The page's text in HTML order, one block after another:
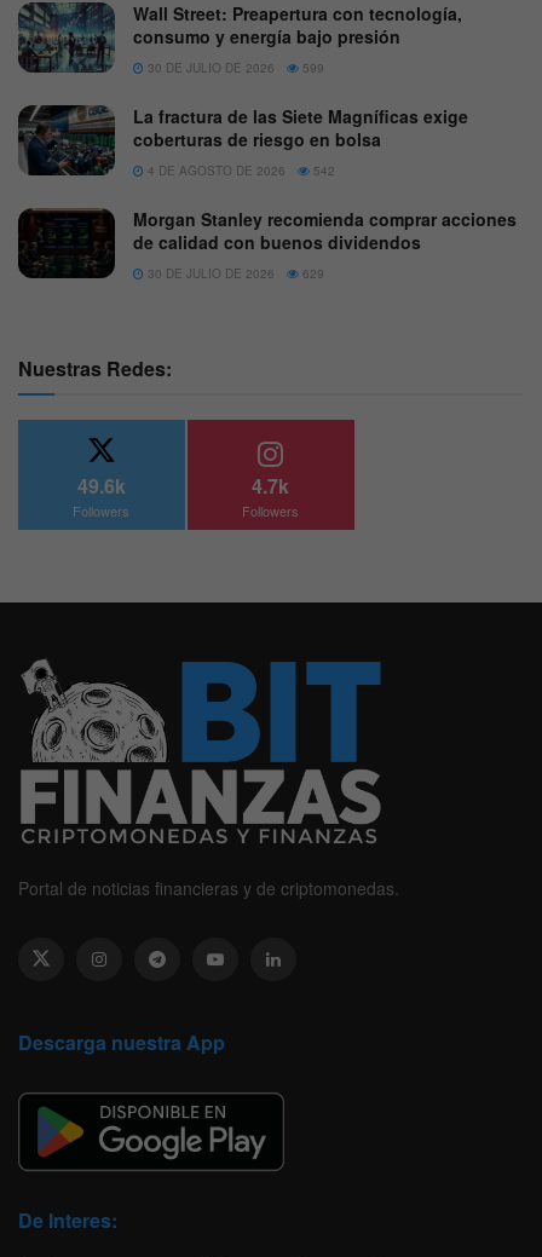
Wall Street: Preapertura con tecnología,
consumo y energía bajo presión
30 DE JULIO DE 2026 599
La fractura de las Siete Magníficas exige
coberturas de riesgo en bolsa
4 DE AGOSTO DE 2026 542
Morgan Stanley recomienda comprar acciones
de calidad con buenos dividendos
30 DE JULIO DE 2026 629
Nuestras Redes:
49.6k
Followers
4.7k
Followers
Portal de noticias financieras y de criptomonedas.
Descarga nuestra App
De Interes: